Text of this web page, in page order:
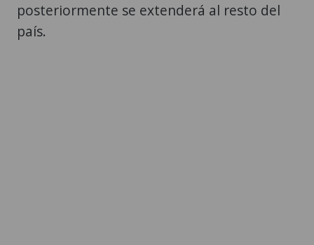
posteriormente se extenderá al resto del
país.